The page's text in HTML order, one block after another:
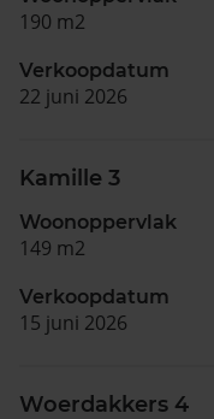
190 m2
Verkoopdatum
22 juni 2026
Kamille 3
Woonoppervlak
149 m2
Verkoopdatum
15 juni 2026
Woerdakkers 4